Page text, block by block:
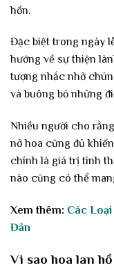
hồn.
Đặc biệt trong ngày
hướng về sự thiện
tượng nhắc nhở
và buông bỏ những
Nhiều người cho
nở hoa cũng đủ
chính là giá trị tinh
nào cũng có thể
Xem thêm: Các
Đản
Vì sao hoa lan